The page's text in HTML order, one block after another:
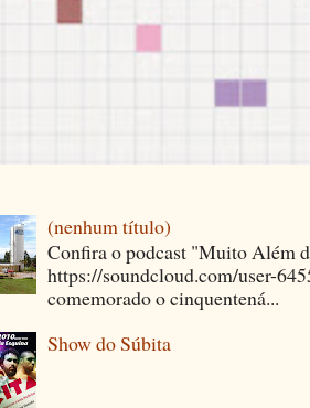
(nenhum título)
Confira o podcast "Muito Além
https://soundcloud.com/user-
comemorado o cinquentená...
Show do Súbita